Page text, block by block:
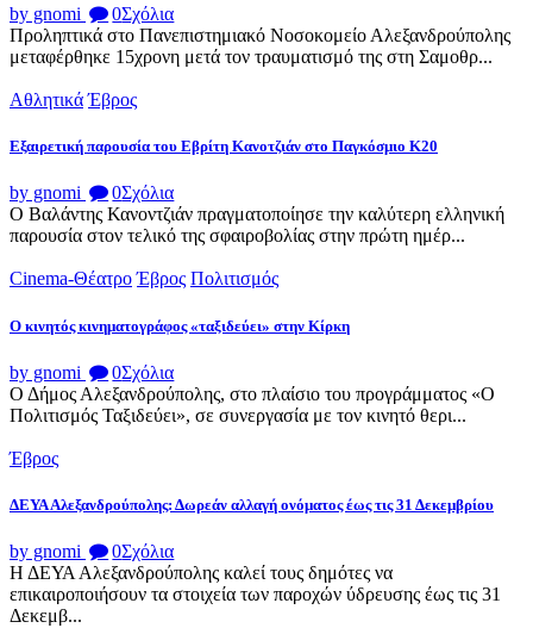
by gnomi 0Σχόλια
Προληπτικά στο Πανεπιστημιακό Νοσοκομείο Αλεξανδρούπολης
μεταφέρθηκε 15χρονη μετά τον τραυματισμό της στη Σαμοθρ...
Αθλητικά Έβρος
Εξαιρετική παρουσία του Εβρίτη Κανοτζιάν στο Παγκόσμιο Κ20
by gnomi 0Σχόλια
Ο Βαλάντης Κανοντζιάν πραγματοποίησε την καλύτερη ελληνική
παρουσία στον τελικό της σφαιροβολίας στην πρώτη ημέρ...
Cinema-Θέατρο Έβρος Πολιτισμός
Ο κινητός κινηματογράφος «ταξιδεύει» στην Κίρκη
by gnomi 0Σχόλια
Ο Δήμος Αλεξανδρούπολης, στο πλαίσιο του προγράμματος «Ο
Πολιτισμός Ταξιδεύει», σε συνεργασία με τον κινητό θερι...
Έβρος
ΔΕΥΑ Αλεξανδρούπολης: Δωρεάν αλλαγή ονόματος έως τις 31 Δεκεμβρίου
by gnomi 0Σχόλια
Η ΔΕΥΑ Αλεξανδρούπολης καλεί τους δημότες να
επικαιροποιήσουν τα στοιχεία των παροχών ύδρευσης έως τις 31
Δεκεμβ...